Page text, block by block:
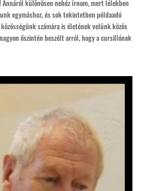
Annáról különösen nehéz írnom, mert lélekben
egymáshoz, és sok tekintetben példaadó
számára is életének velünk közös
őszintén beszélt arról, hogy a cursillónak